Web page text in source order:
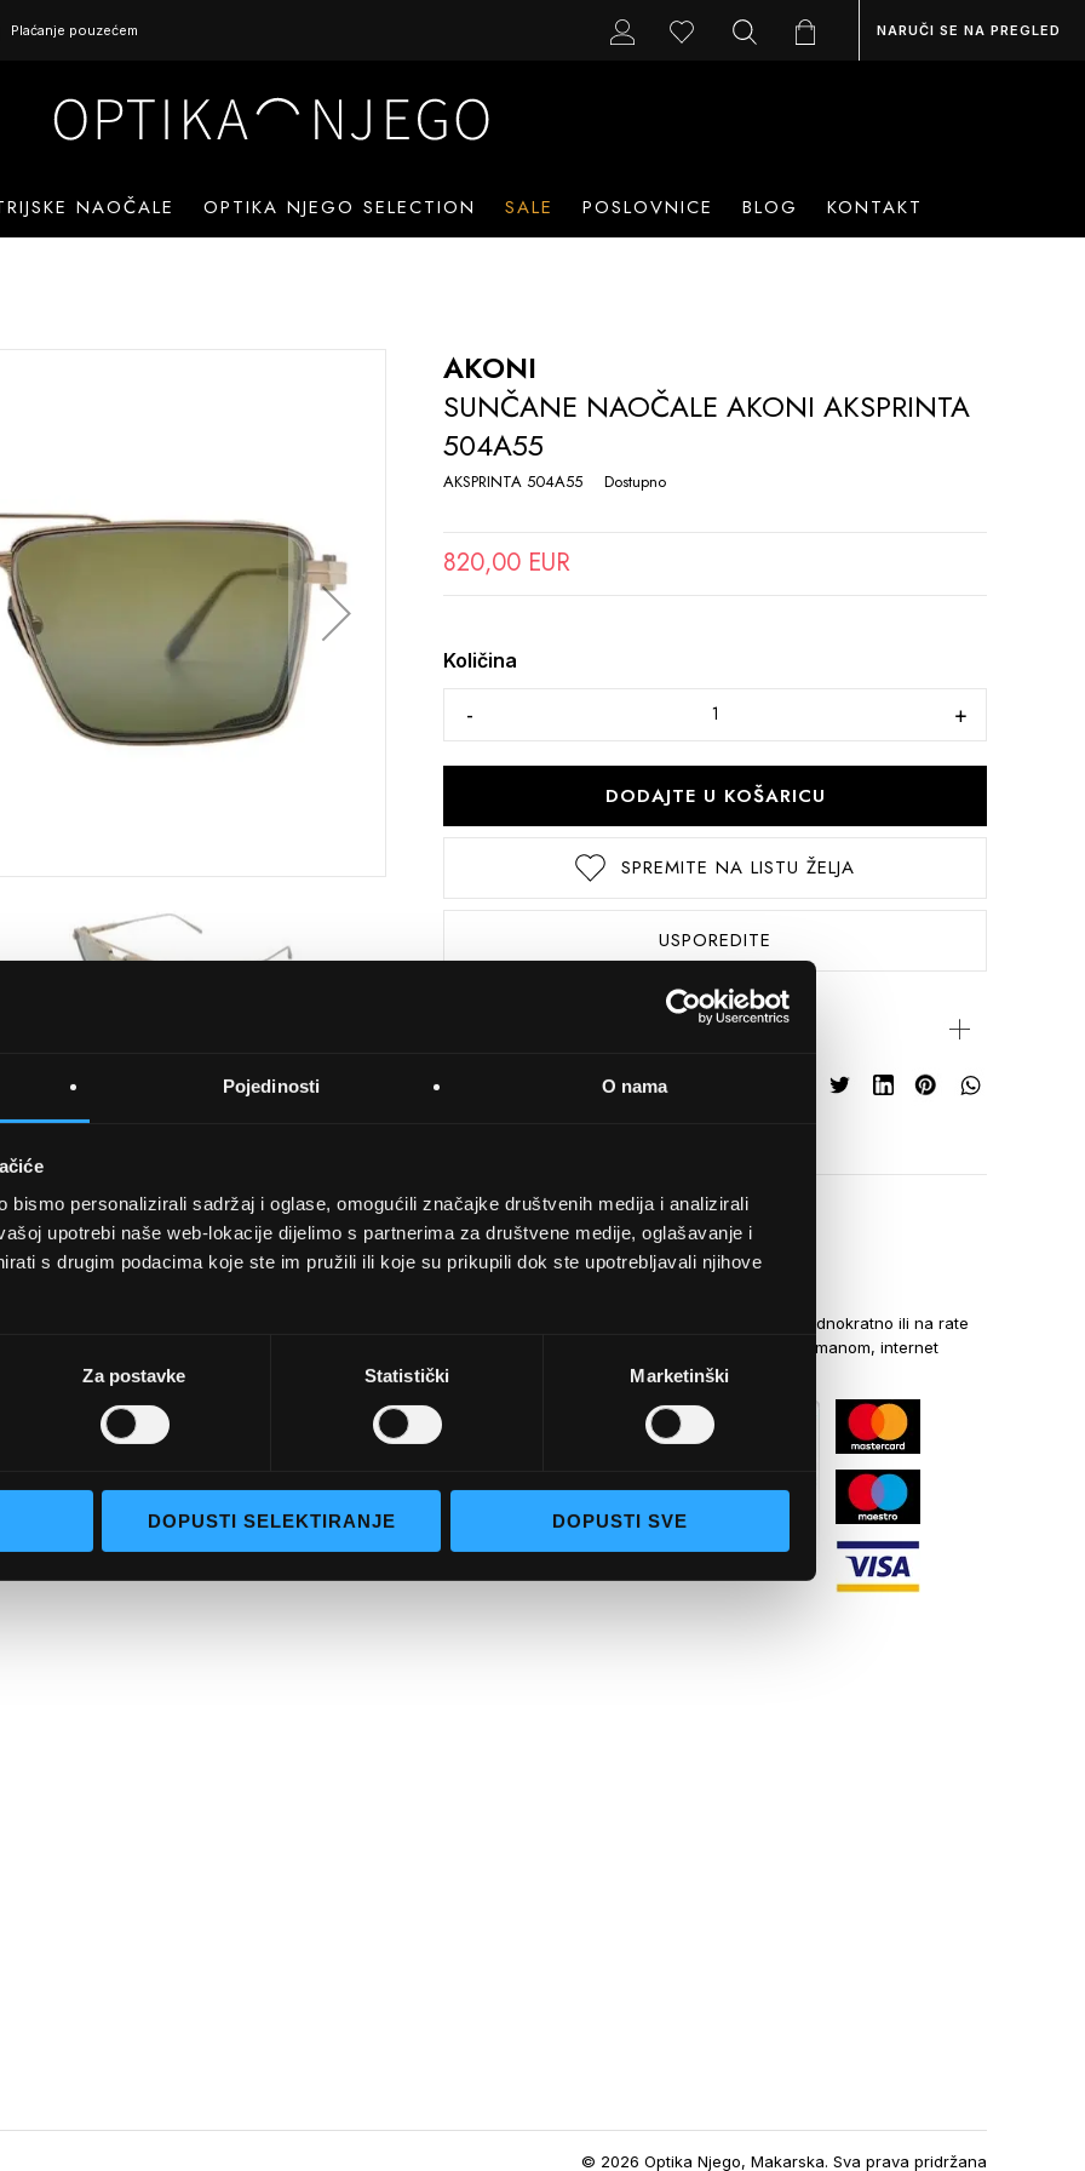
Pojedinosti O nama
bismo personalizirali sadržaj i oglase, omogućili značajke društvenih medija i analizirali
upotrebi naše web-lokacije dijelimo s partnerima za društvene medije, oglašavanje i
s drugim podacima koje ste im pružili ili koje su prikupili dok ste upotrebljavali njihove
Za postavke Statistički Marketinški
DOPUSTI SELEKTIRANJE DOPUSTI SVE
Plaćanje pouzećem NARUČI SE NA PREGLED
NAOČALE OPTIKA NJEGO SELECTION SALE POSLOVNICE BLOG KONTAKT
AKONI
SUNČANE NAOČALE AKONI AKSPRINTA
504A55
AKSPRINTA 504A55 Dostupno
820,00 EUR
Količina
DODAJTE U KOŠARICU
SPREMITE NA LISTU ŽELJA
USPOREDITE
Podijeli s prijateljima
UVJETI KUPNJE
Uvjeti korištenja
Pojmovi za pretraživanje
Napredno pretraživanje
Kontaktirajte nas
NAČINI PLAĆANJA
Kreditnim karticama jednokratno ili na rate
općom uplatnicom, virmanom, internet
bankarstvom
© 2026 Optika Njego, Makarska. Sva prava pridržana